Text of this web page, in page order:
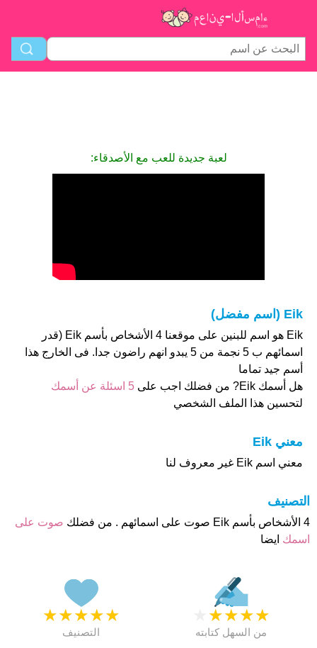
لعبة جديدة للعب مع الأصدقاء:
Eik (اسم مفضل)
Eik هو اسم للبنين على موقعنا 4 الأشخاص بأسم Eik (قدر
اسمائهم ب 5 نجمة من 5 يبدو انهم راضون جدا. فى الخارج هذا
أسم جيد تماما
هل أسمك Eik? من فضلك اجب على
5 اسئلة عن أسمك
لتحسين هذا الملف الشخصي
معني Eik
معني اسم Eik غير معروف لنا
التصنيف
4 الأشخاص بأسم Eik صوت على اسمائهم . من فضلك
صوت على
اسمك ايضا
★
★
★
★
★
التصنيف
★
★
★
★
من السهل كتابته